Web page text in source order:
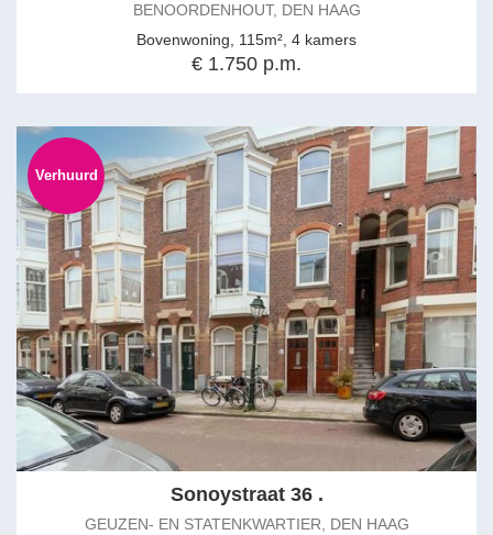
BENOORDENHOUT, DEN HAAG
Bovenwoning, 115m², 4 kamers
€ 1.750 p.m.
Verhuurd
Sonoystraat 36 .
GEUZEN- EN STATENKWARTIER, DEN HAAG